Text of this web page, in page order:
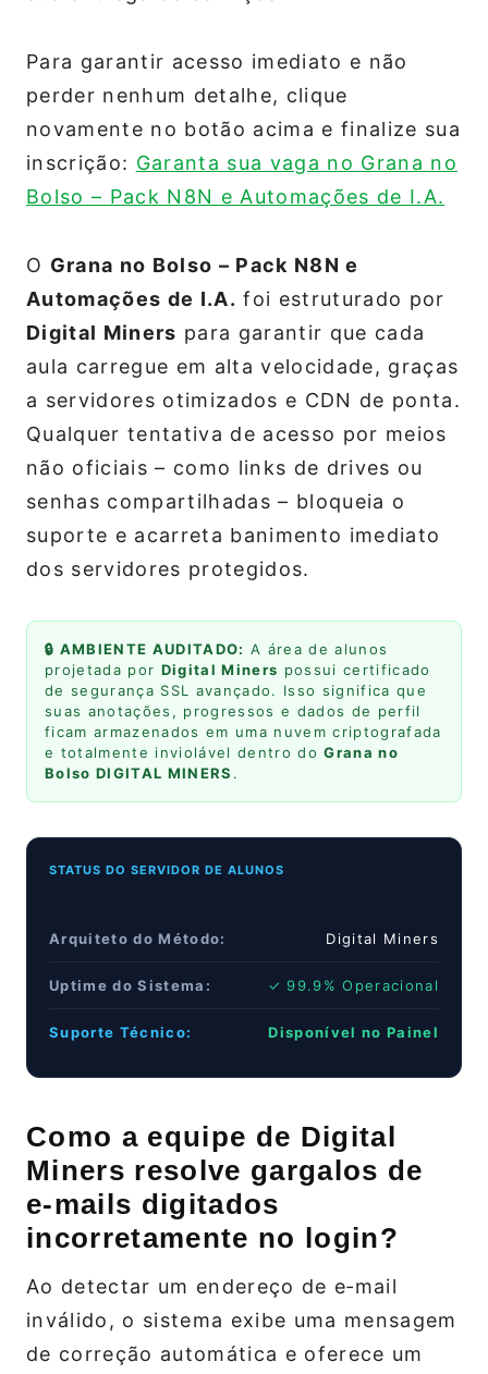
Para garantir acesso imediato e não
perder nenhum detalhe, clique
novamente no botão acima e finalize sua
inscrição: Garanta sua vaga no Grana no
Bolso – Pack N8N e Automações de I.A.
O Grana no Bolso – Pack N8N e
Automações de I.A. foi estruturado por
Digital Miners para garantir que cada
aula carregue em alta velocidade, graças
a servidores otimizados e CDN de ponta.
Qualquer tentativa de acesso por meios
não oficiais – como links de drives ou
senhas compartilhadas – bloqueia o
suporte e acarreta banimento imediato
dos servidores protegidos.
🔒 AMBIENTE AUDITADO: A área de alunos
projetada por Digital Miners possui certificado
de segurança SSL avançado. Isso significa que
suas anotações, progressos e dados de perfil
ficam armazenados em uma nuvem criptografada
e totalmente inviolável dentro doGrana no
Bolso DIGITAL MINERS .
STATUS DO SERVIDOR DE ALUNOS
Arquiteto do Método: Digital Miners
Uptime do Sistema: ✓ 99.9% Operacional
Suporte Técnico: Disponível no Painel
Como a equipe de Digital
Miners resolve gargalos de
e‑mails digitados
incorretamente no login?
Ao detectar um endereço de e‑mail
inválido, o sistema exibe uma mensagem
de correção automática e oferece um